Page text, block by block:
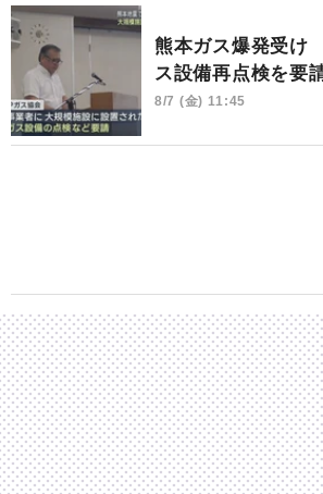
熊本ガス爆発受け
ス設備再点検を要
8/7 (金) 11:45